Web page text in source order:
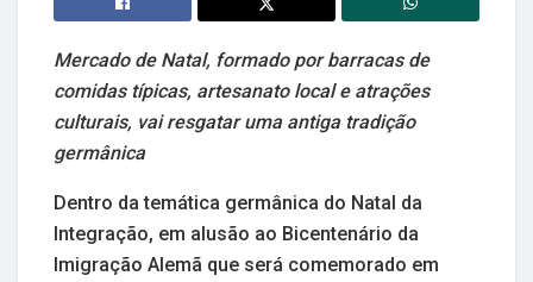
Mercado de Natal, formado por barracas de
comidas típicas, artesanato local e atrações
culturais, vai resgatar uma antiga tradição
germânica
Dentro da temática germânica do Natal da
Integração, em alusão ao Bicentenário da
Imigração Alemã que será comemorado em